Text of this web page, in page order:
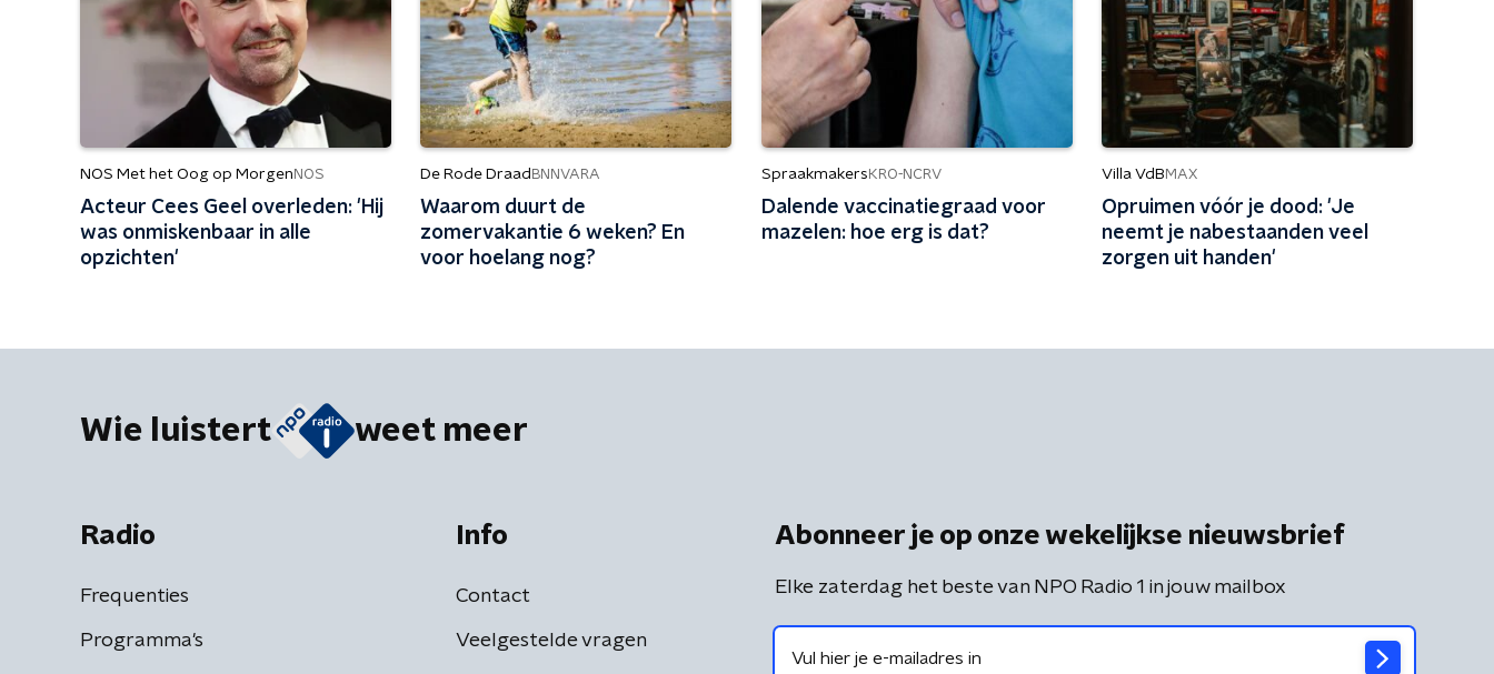
NOS Met het Oog op Morgen NOS
Acteur Cees Geel overleden: 'Hij
was onmiskenbaar in alle
opzichten'
De Rode Draad BNNVARA
Waarom duurt de
zomervakantie 6 weken? En
voor hoelang nog?
Spraakmakers KRO-NCRV
Dalende vaccinatiegraad voor
mazelen: hoe erg is dat?
Villa VdB MAX
Opruimen vóór je dood: 'Je
neemt je nabestaanden veel
zorgen uit handen'
Wie luistert weet meer
Radio
Frequenties
Programma's
Info
Contact
Veelgestelde vragen
Abonneer je op onze wekelijkse nieuwsbrief
Elke zaterdag het beste van NPO Radio 1 in jouw mailbox